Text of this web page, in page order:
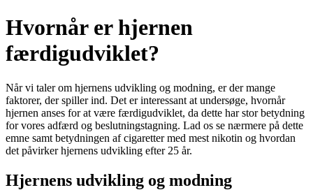
Hvornår er hjernen
færdigudviklet?
Når vi taler om hjernens udvikling og modning, er der mange
faktorer, der spiller ind. Det er interessant at undersøge, hvornår
hjernen anses for at være færdigudviklet, da dette har stor betydning
for vores adfærd og beslutningstagning. Lad os se nærmere på dette
emne samt betydningen af cigaretter med mest nikotin og hvordan
det påvirker hjernens udvikling efter 25 år.
Hjernens udvikling og modning